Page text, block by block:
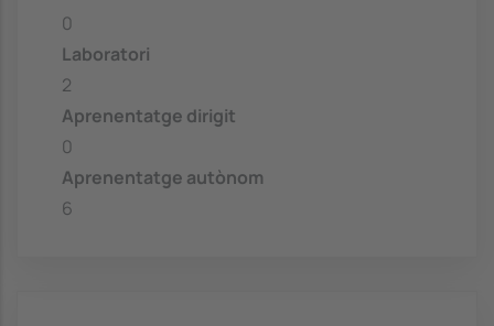
0
Laboratori
2
Aprenentatge dirigit
0
Aprenentatge autònom
6